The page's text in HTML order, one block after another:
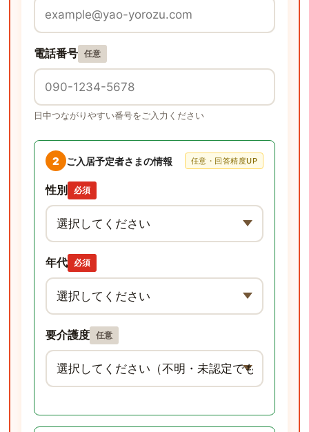
電話番号 任意
日中つながりやすい番号をご入力ください
2 ご入居予定者さまの情報 任意・回答精度UP
性別 必須
年代 必須
要介護度 任意